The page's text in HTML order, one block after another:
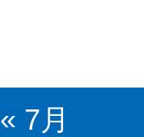
« 7月